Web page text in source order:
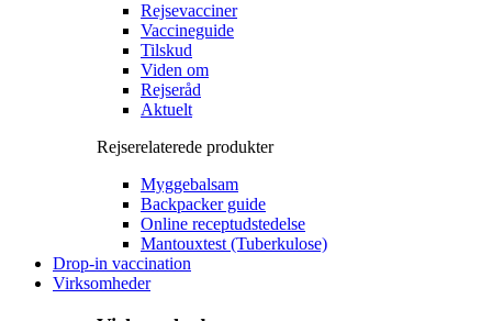
Rejsevacciner
Vaccineguide
Tilskud
Viden om
Rejseråd
Aktuelt
Rejserelaterede produkter
Myggebalsam
Backpacker guide
Online receptudstedelse
Mantouxtest (Tuberkulose)
Drop-in vaccination
Virksomheder